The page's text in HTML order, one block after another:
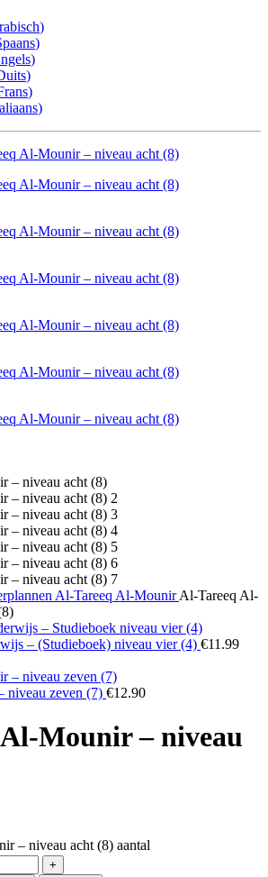
)
)
)
)
)
)
Al-Tareeq Al-MounirAl-Tareeq Al-
– (Studieboek) niveau vier (4) €11.99
niveau zeven (7) €12.90
Mounir – niveau
– niveau acht (8) aantal